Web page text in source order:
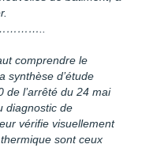
comprendre le
synthèse d’étude
de l’arrêté du 24 mai
diagnostic de
vérifie visuellement
sont ceux